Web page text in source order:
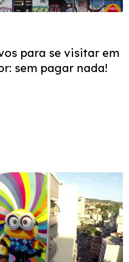
para se visitar em
sem pagar nada!